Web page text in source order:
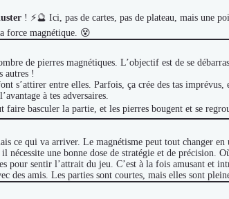
! ⚡🔮 Ici, pas de cartes, pas de plateau, mais une
force magnétique. 😵
de pierres magnétiques. L’objectif est de se
autres !
s’attirer entre elles. Parfois, ça crée des tas
à tes adversaires.
faire basculer la partie, et les pierres bougent et se
ce qui va arriver. Le magnétisme peut tout changer en
une bonne dose de stratégie et de précision.
pour sentir l’attrait du jeu. C’est à la fois amusant et
des amis. Les parties sont courtes, mais elles sont